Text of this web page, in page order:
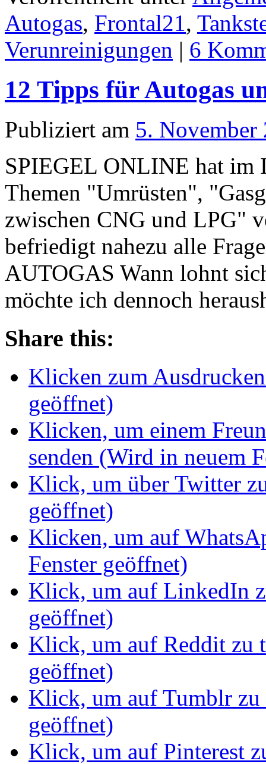
Autogas, Frontal21,
Verunreinigungen | 6
12 Tipps für Autogas
Publiziert am 5. November
SPIEGEL ONLINE hat im
Themen "Umrüsten",
zwischen CNG und LPG"
befriedigt nahezu alle
AUTOGAS Wann lohnt
möchte ich dennoch
Share this:
Klicken zum
geöffnet)
Klicken, um einem
senden (Wird in neuem
Klick, um über Twitter
geöffnet)
Klicken, um auf
Fenster geöffnet)
Klick, um auf LinkedIn
geöffnet)
Klick, um auf Reddit zu
geöffnet)
Klick, um auf Tumblr zu
geöffnet)
Klick, um auf Pinterest